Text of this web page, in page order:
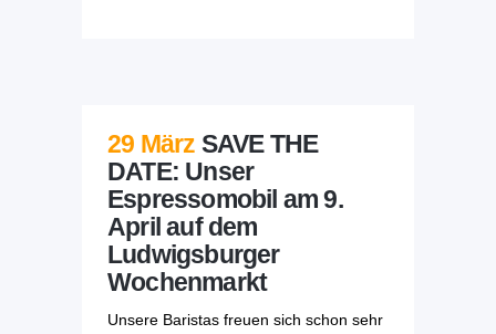
29 März SAVE THE
DATE: Unser
Espressomobil am 9.
April auf dem
Ludwigsburger
Wochenmarkt
Unsere Baristas freuen sich schon sehr